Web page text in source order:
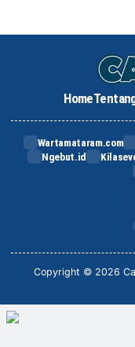
Home
Wartamataram.com
Ngebut.id
Copyright © 2026